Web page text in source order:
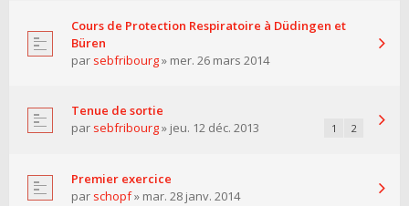
Cours de Protection Respiratoire à Düdingen et
Büren
par sebfribourg» mer. 26 mars 2014
Tenue de sortie
par sebfribourg» jeu. 12 déc. 2013 1 2
Premier exercice
par schopf» mar. 28 janv. 2014